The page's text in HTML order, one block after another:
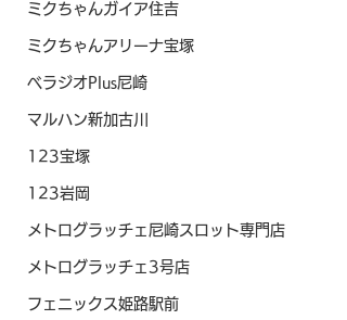
ミクちゃんガイア住吉
ミクちゃんアリーナ宝塚
ベラジオPlus尼崎
マルハン新加古川
123宝塚
123岩岡
メトログラッチェ尼崎スロット専門店
メトログラッチェ3号店
フェニックス姫路駅前